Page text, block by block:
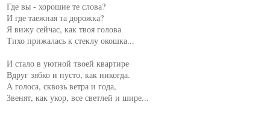
Где вы - хорошие те слова?
И где таежная та дорожка?
Я вижу сейчас, как твоя голова
Тихо прижалась к стеклу окошка...
И стало в уютной твоей квартире
Вдруг зябко и пусто, как никогда.
А голоса, сквозь ветра и года,
Звенят, как укор, все светлей и шире...